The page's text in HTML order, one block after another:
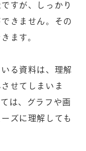
すが、しっかり
きません。その
ます。
る資料は、理解
せてしまいま
は、グラフや画
ズに理解しても